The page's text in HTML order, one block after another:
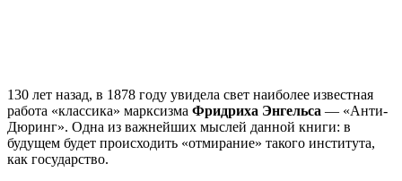
130 лет назад, в 1878 году увидела свет наиболее известная
работа «классика» марксизма Фридриха Энгельса — «Анти-
Дюринг». Одна из важнейших мыслей данной книги: в
будущем будет происходить «отмирание» такого института,
как государство.